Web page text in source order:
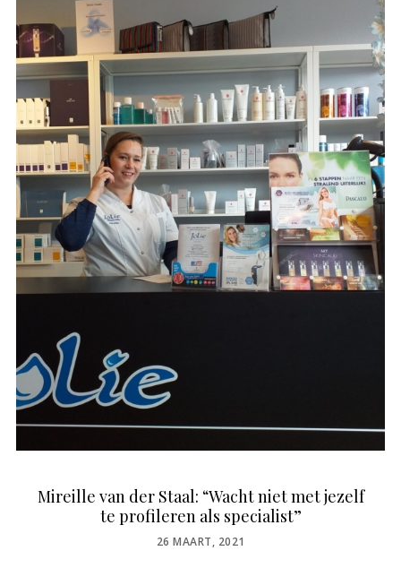
Mireille van der Staal: “Wacht niet met jezelf
te profileren als specialist”
POSTED
26 MAART, 2021